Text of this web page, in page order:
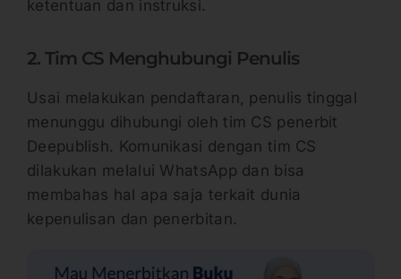
ketentuan dan instruksi.
2. Tim CS Menghubungi Penulis
Usai melakukan pendaftaran, penulis tinggal
menunggu dihubungi oleh tim CS penerbit
Deepublish. Komunikasi dengan tim CS
dilakukan melalui WhatsApp dan bisa
membahas hal apa saja terkait dunia
kepenulisan dan penerbitan.